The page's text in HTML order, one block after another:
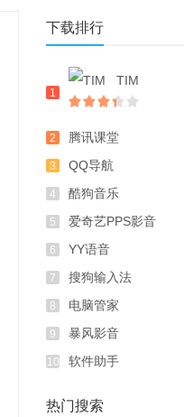
下载排行
1
TIM
2 腾讯课堂
3 QQ导航
4 酷狗音乐
5 爱奇艺PPS影音
6 YY语音
7 搜狗输入法
8 电脑管家
9 暴风影音
10 软件助手
热门搜索